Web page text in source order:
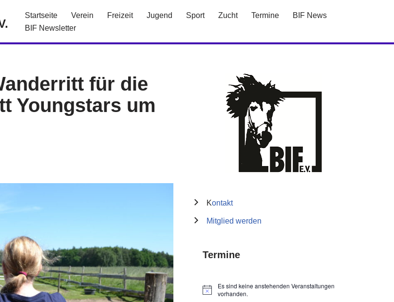
Startseite Verein Freizeit Jugend Sport Zucht Termine
BIF News
BIF Newsletter
für die
Youngstars um
Kontakt
Mitglied werden
Termine
Hinweis
Es sind keine anstehenden Veranstaltungen
vorhanden.